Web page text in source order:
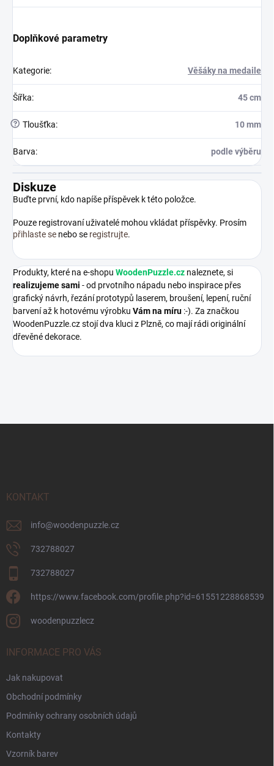
Doplňkové parametry
Kategorie: Věšáky na medaile
Šířka: 45 cm
? Tloušťka: 10 mm
Barva: podle výběru
Diskuze
Buďte první, kdo napíše příspěvek k této položce.
Pouze registrovaní uživatelé mohou vkládat příspěvky. Prosím
přihlaste se nebo se registrujte.
Produkty, které na e-shopu WoodenPuzzle.cz naleznete, si
realizujeme sami - od prvotního nápadu nebo inspirace přes
grafický návrh, řezání prototypů laserem, broušení, lepení, ruční
barvení až k hotovému výrobku Vám na míru :-). Za značkou
WoodenPuzzle.cz stojí dva kluci z Plzně, co mají rádi originální
dřevěné dekorace.
KONTAKT
info@woodenpuzzle.cz
732788027
732788027
https://www.facebook.com/profile.php?id=61551228868539
woodenpuzzlecz
INFORMACE PRO VÁS
Jak nakupovat
Obchodní podmínky
Podmínky ochrany osobních údajů
Kontakty
Vzorník barev